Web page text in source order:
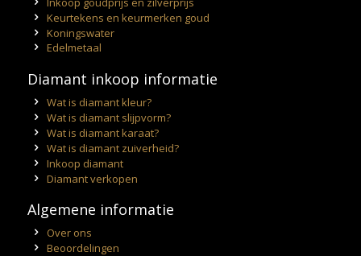
Keurtekens en keurmerken goud
Koningswater
Edelmetaal
Diamant inkoop informatie
Wat is diamant kleur?
Wat is diamant slijpvorm?
Wat is diamant karaat?
Wat is diamant zuiverheid?
Inkoop diamant
Diamant verkopen
Algemene informatie
Over ons
Beoordelingen